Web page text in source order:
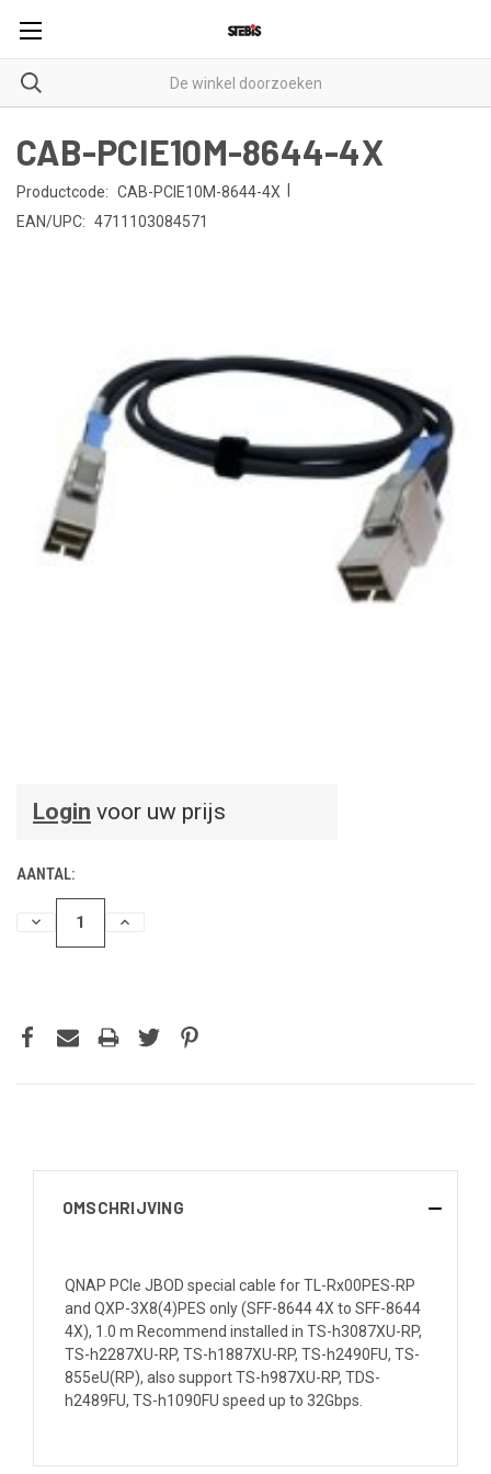
CAB-PCIE10M-8644-4X
Productcode: CAB-PCIE10M-8644-4X
EAN/UPC: 4711103084571
Login voor uw prijs
AANTAL:
HOEVEELHEIDHOEVEELHEID
OMSCHRIJVING
QNAP PCIe JBOD special cable for TL-Rx00PES-RP
and QXP-3X8(4)PES only (SFF-8644 4X to SFF-8644
4X), 1.0 m Recommend installed in TS-h3087XU-RP,
TS-h2287XU-RP, TS-h1887XU-RP, TS-h2490FU, TS-
855eU(RP), also support TS-h987XU-RP, TDS-
h2489FU, TS-h1090FU speed up to 32Gbps.